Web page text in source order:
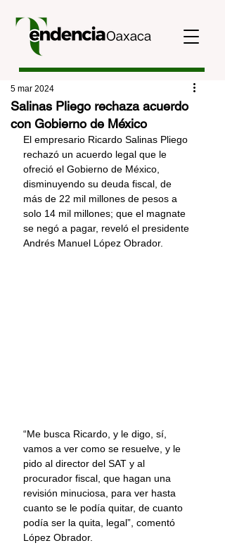
Salinas Pliego rechaza acuerdo
con Gobierno de México
5 mar 2024
El empresario Ricardo Salinas Pliego
rechazó un acuerdo legal que le
ofreció el Gobierno de México,
disminuyendo su deuda fiscal, de
más de 22 mil millones de pesos a
solo 14 mil millones; que el magnate
se negó a pagar, reveló el presidente
Andrés Manuel López Obrador.
“Me busca Ricardo, y le digo, sí,
vamos a ver como se resuelve, y le
pido al director del SAT y al
procurador fiscal, que hagan una
revisión minuciosa, para ver hasta
cuanto se le podía quitar, de cuanto
podía ser la quita, legal”, comentó
López Obrador.